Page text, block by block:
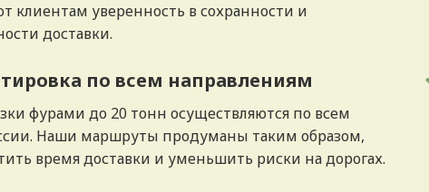
клиентам уверенность в сохранности и
доставки.
по всем направлениям
фурами до 20 тонн осуществляются по всем
Наши маршруты продуманы таким образом,
время доставки и уменьшить риски на дорогах.